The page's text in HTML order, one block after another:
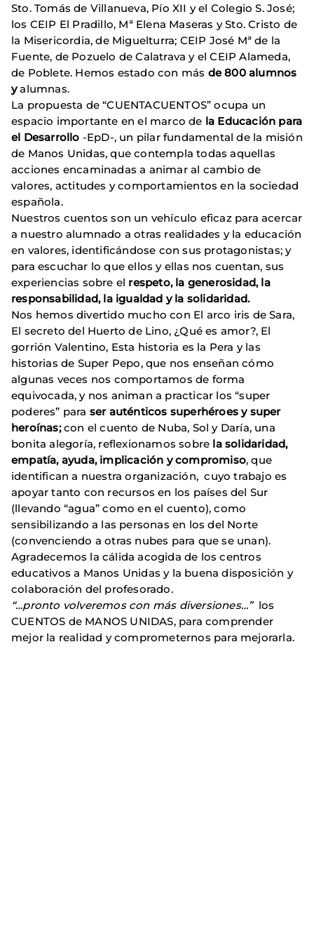
Sto. Tomás de Villanueva, Pío XII y el Colegio S. José;
los CEIP El Pradillo, Mª Elena Maseras y Sto. Cristo de
la Misericordia, de Miguelturra; CEIP José Mª de la
Fuente, de Pozuelo de Calatrava y el CEIP Alameda,
de Poblete. Hemos estado con más de 800 alumnos
yalumnas.
La propuesta de “CUENTACUENTOS” ocupa un
espacio importante en el marco de la Educación para
el Desarrollo -EpD-, un pilar fundamental de la misión
de Manos Unidas, que contempla todas aquellas
acciones encaminadas a animar al cambio de
valores, actitudes y comportamientos en la sociedad
española.
Nuestros cuentos son un vehículo eficaz para acercar
a nuestro alumnado a otras realidades y la educación
en valores, identificándose con sus protagonistas; y
para escuchar lo que ellos y ellas nos cuentan, sus
experiencias sobre el respeto, la generosidad, la
responsabilidad, la igualdad y la solidaridad.
Nos hemos divertido mucho con El arco iris de Sara,
El secreto del Huerto de Lino, ¿Qué es amor?, El
gorrión Valentino, Esta historia es la Pera y las
historias de Super Pepo, que nos enseñan cómo
algunas veces nos comportamos de forma
equivocada, y nos animan a practicar los “super
poderes” para ser auténticos superhéroes y super
heroínas;con el cuento de Nuba, Sol y Daría, una
bonita alegoría, reflexionamos sobre la solidaridad,
empatía, ayuda, implicación y compromiso, que
identifican a nuestra organización, cuyo trabajo es
apoyar tanto con recursos en los países del Sur
(llevando “agua” como en el cuento), como
sensibilizando a las personas en los del Norte
(convenciendo a otras nubes para que se unan).
Agradecemos la cálida acogida de los centros
educativos a Manos Unidas y la buena disposición y
colaboración del profesorado.
“…pronto volveremos con más diversiones…” los
CUENTOS de MANOS UNIDAS, para comprender
mejor la realidad y comprometernos para mejorarla.